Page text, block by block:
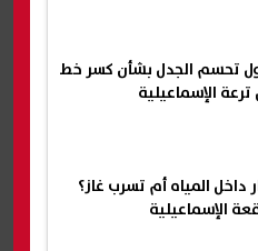
تحسم الجدل بشأن كسر خط
الإسماعيلية
داخل المياه أم تسرب غاز؟
الإسماعيلية